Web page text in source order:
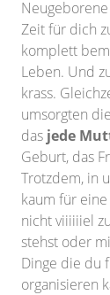
Zeit für dich
komplett
Leben. Und
krass.
umsorgten
das jede
Geburt, das
Trotzdem, in
kaum für
nicht viiiiiiel
stehst oder
Dinge die du
organisieren